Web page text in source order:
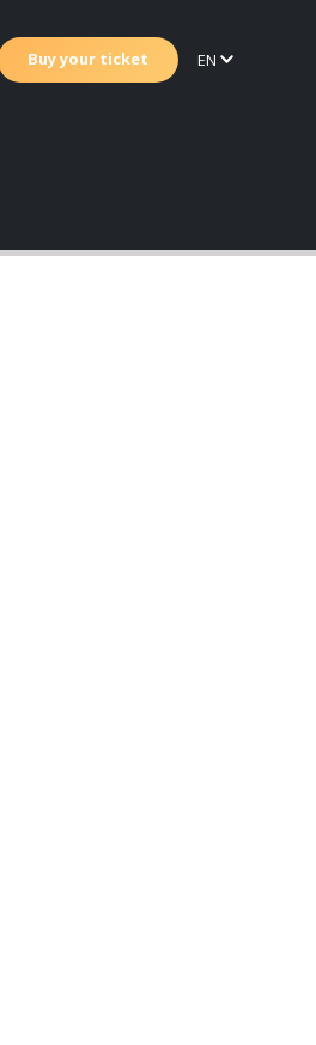
Buy your ticket EN